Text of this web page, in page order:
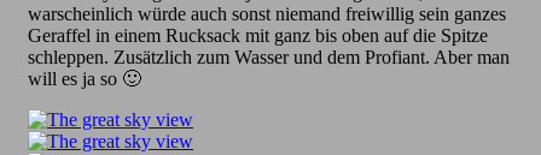
warscheinlich würde auch sonst niemand freiwillig sein ganzes
Geraffel in einem Rucksack mit ganz bis oben auf die Spitze
schleppen. Zusätzlich zum Wasser und dem Profiant. Aber man
will es ja so 🙂